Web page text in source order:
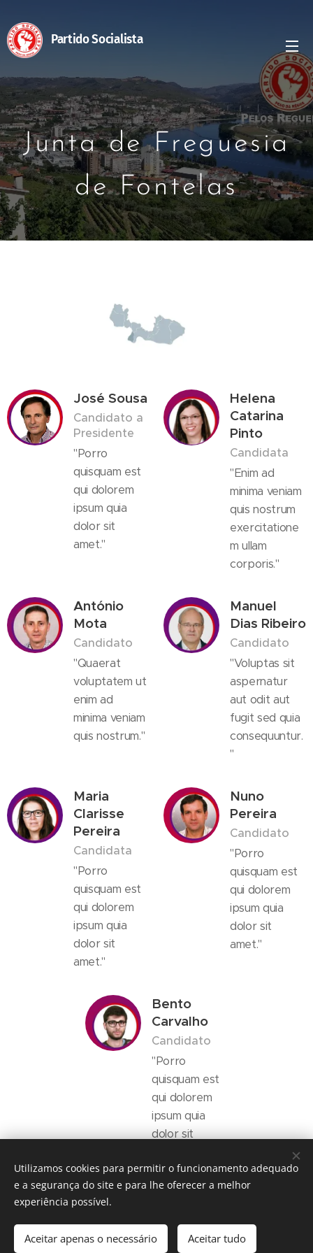
Partido Socialista
Junta de Freguesia
de Fontelas
José Sousa
Candidato a
Presidente
"Porro
quisquam est
qui dolorem
ipsum quia
dolor sit
amet."
Helena
Catarina
Pinto
Candidata
"Enim ad
minima veniam
quis nostrum
exercitatione
m ullam
corporis."
António
Mota
Candidato
"Quaerat
voluptatem ut
enim ad
minima veniam
quis nostrum."
Manuel
Dias Ribeiro
Candidato
"Voluptas sit
aspernatur
aut odit aut
fugit sed quia
consequuntur.
"
Maria
Clarisse
Pereira
Candidata
"Porro
quisquam est
qui dolorem
ipsum quia
dolor sit
amet."
Nuno
Pereira
Candidato
"Porro
quisquam est
qui dolorem
ipsum quia
dolor sit
amet."
Bento
Carvalho
Candidato
"Porro
quisquam est
qui dolorem
ipsum quia
dolor sit
Partido Socialista Peso da Régua
Desenvolvido porWebnode Cookies
Utilizamos cookies para permitir o funcionamento adequado
e a segurança do site e para lhe oferecer a melhor
experiência possível.
Aceitar apenas o necessário Aceitar tudo